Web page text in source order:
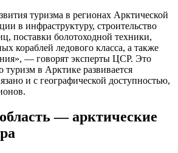
туризма в регионах Арктической
в инфраструктуру, строительство
поставки болотоходной техники,
кораблей ледового класса, а также
— говорят эксперты ЦСР. Это
туризм в Арктике развивается
и с географической доступностью,
— арктические